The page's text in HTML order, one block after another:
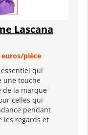
Lascana
euros/pièce
qui
une touche
de la marque
celles qui
pendant
les regards et